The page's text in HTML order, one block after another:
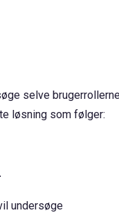
selve
løsning som følger:
undersøge